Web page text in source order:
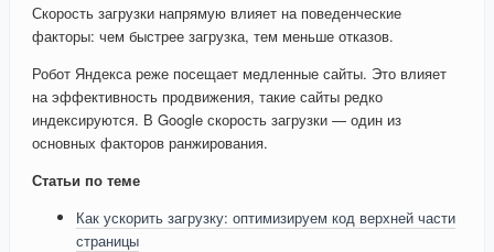
Скорость загрузки напрямую влияет на поведенческие
факторы: чем быстрее загрузка, тем меньше отказов.
Робот Яндекса реже посещает медленные сайты. Это влияет
на эффективность продвижения, такие сайты редко
индексируются. В Google скорость загрузки — один из
основных факторов ранжирования.
Статьи по теме
Как ускорить загрузку: оптимизируем код верхней части
страницы